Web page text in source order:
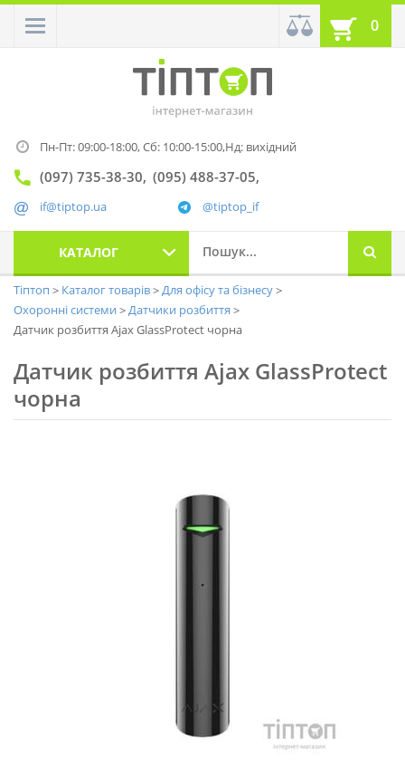
0
Пн-Пт: 09:00-18:00,Сб: 10:00-15:00,Нд: вихідний
(097) 735-38-30 (095) 488-37-05
@tiptop_if
if@tiptop.ua
КАТАЛОГ
Тіптоп Каталог товарів
Для офісу та бізнесу
Охоронні системи
Датчики розбиття
Датчик розбиття Ajax GlassProtect чорна
Датчик розбиття Ajax GlassProtect
чорна